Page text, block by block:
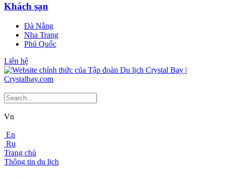
Khách sạn
Đà Nẵng
Nha Trang
Phú Quốc
Liên hệ
Vn
En
Ru
Trang chủ
Thông tin du lịch